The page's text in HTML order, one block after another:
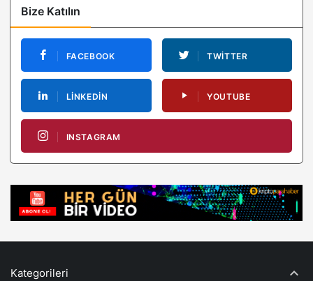
Bize Katılın
FACEBOOK TWITTER
LINKEDIN YOUTUBE
INSTAGRAM
Kategorileri